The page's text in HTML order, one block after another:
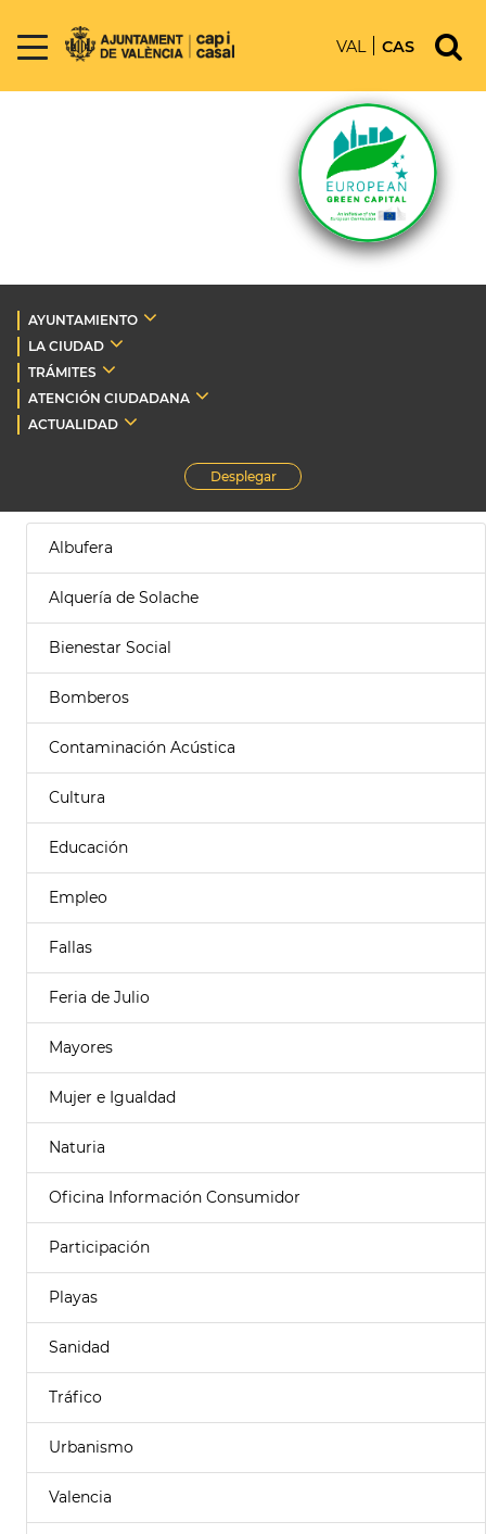
VAL CAS
AYUNTAMIENTO
LA CIUDAD
TRÁMITES
ATENCIÓN CIUDADANA
ACTUALIDAD
Desplegar
Albufera
Alquería de Solache
Bienestar Social
Bomberos
Contaminación Acústica
Cultura
Educación
Empleo
Fallas
Feria de Julio
Mayores
Mujer e Igualdad
Naturia
Oficina Información Consumidor
Participación
Playas
Sanidad
Tráfico
Urbanismo
Valencia